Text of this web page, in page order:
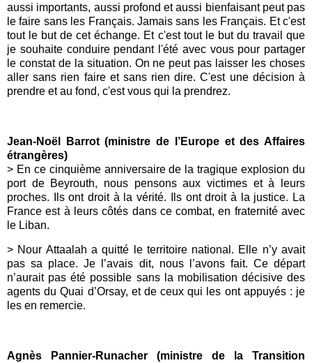
aussi importants, aussi profond et aussi bienfaisant peut pas
le faire sans les Français. Jamais sans les Français. Et c'est
tout le but de cet échange. Et c'est tout le but du travail que
je souhaite conduire pendant l'été avec vous pour partager
le constat de la situation. On ne peut pas laisser les choses
aller sans rien faire et sans rien dire. C'est une décision à
prendre et au fond, c'est vous qui la prendrez.
Jean-Noël Barrot(ministre de l’Europe et des Affaires
étrangères)
> En ce cinquième anniversaire de la tragique explosion du
port de Beyrouth, nous pensons aux victimes et à leurs
proches. Ils ont droit à la vérité. Ils ont droit à la justice. La
France est à leurs côtés dans ce combat, en fraternité avec
le Liban.
> Nour Attaalah a quitté le territoire national. Elle n’y avait
pas sa place. Je l’avais dit, nous l’avons fait. Ce départ
n’aurait pas été possible sans la mobilisation décisive des
agents du Quai d’Orsay, et de ceux qui les ont appuyés : je
les en remercie.
Agnès Pannier-Runacher (ministre de la Transition